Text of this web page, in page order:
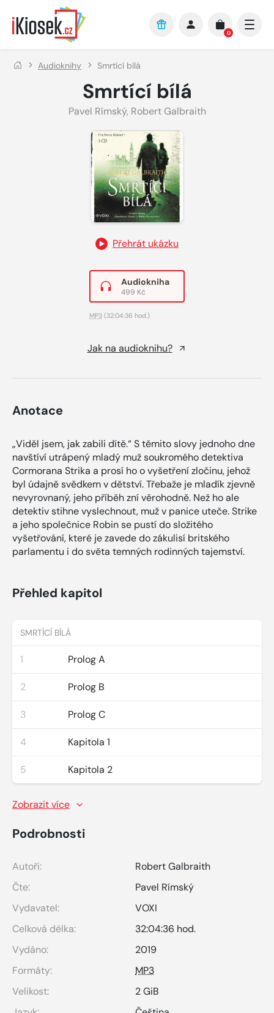
Přejít na hlavní obsah
0
Audioknihy Smrtící bílá
Smrtící bílá
Pavel Rímský, Robert Galbraith
Přehrát ukázku
Audiokniha
499 Kč
MP3 (32:04:36 hod.)
Jak na audioknihu?
Anotace
„Viděl jsem, jak zabili dítě.“ S těmito slovy jednoho dne
navštíví utrápený mladý muž soukromého detektiva
Cormorana Strika a prosí ho o vyšetření zločinu, jehož
byl údajně svědkem v dětství. Třebaže je mladík zjevně
nevyrovnaný, jeho příběh zní věrohodně. Než ho ale
detektiv stihne vyslechnout, muž v panice uteče. Strike
a jeho společnice Robin se pustí do složitého
vyšetřování, které je zavede do zákulisí britského
parlamentu i do světa temných rodinných tajemství.
Přehled kapitol
SMRTÍCÍ BÍLÁ
1 Prolog A
2 Prolog B
3 Prolog C
4 Kapitola 1
5 Kapitola 2
Zobrazit více
Podrobnosti
Autoři:
Robert Galbraith
Čte:
Pavel Rímský
Vydavatel:
VOXI
Celková délka:
32:04:36 hod.
Vydáno:
2019
Formáty:
MP3
Velikost:
2 GiB